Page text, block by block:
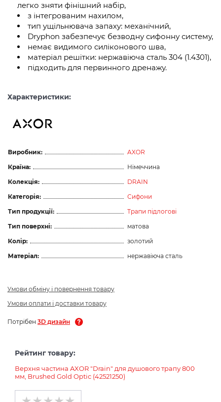
легко зняти фінішний набір,
з інтегрованим нахилом,
тип ущільнювача запаху: механічний,
Dryphon забезпечує безводну сифонну систему,
немає видимого силіконового шва,
матеріал решітки: нержавіюча сталь 304 (1.4301),
підходить для первинного дренажу.
Характеристики:
Виробник:
AXOR
Країна:
Німеччина
Колекція:
DRAIN
Категорія:
Сифони
Тип продукції:
Трапи підлогові
Тип поверхні:
матова
Колір:
золотий
Матеріал:
нержавіюча сталь
Умови обміну і повернення товару
Умови оплати і доставки товару
Потрібен 3D дизайн
Рейтинг товару:
Верхня частина AXOR "Drain" для душового трапу 800
мм, Brushed Gold Optic (42521250)